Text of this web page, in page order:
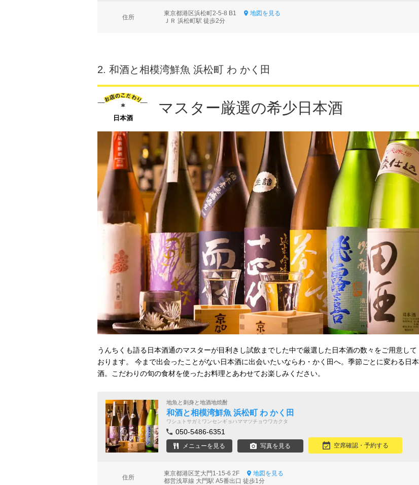
住所
東京都港区浜松町2-5-8 B1
地図を見る
ＪＲ 浜松町駅 徒歩2分
2. 和酒と相模湾鮮魚 浜松町 わ かく田
日本酒
マスター厳選の希少日本酒
うんちくも語る日本酒通のマスターが目利きし試飲までした中で厳選した日本酒の数々をご用意して
おります。 今まで出会ったことがない日本酒に出会いたいならわ・かく田へ。季節ごとに変わる日本
酒。こだわりの旬の食材を使ったお料理とあわせてお楽しみください。
地魚と刺身と地酒地焼酎
和酒と相模湾鮮魚 浜松町 わ かく田
ワシュトサガミワンセンギョハママツチョウワカクタ
050-5486-6351
メニューを見る 写真を見る 空席確認・予約する
住所
東京都港区芝大門1-15-6 2F
地図を見る
都営浅草線 大門駅 A5番出口 徒歩1分